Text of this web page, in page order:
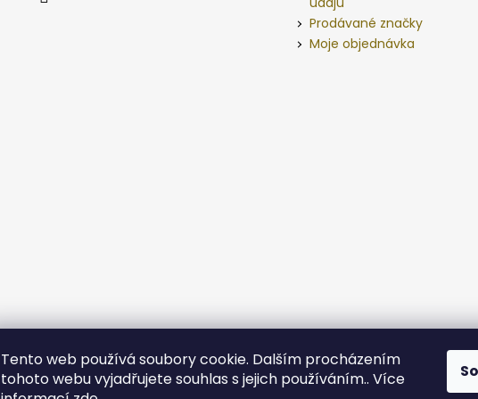
Tento web používá soubory cookie. Dalším procházením
tohoto webu vyjadřujete souhlas s jejich používáním.. Více
Prodávané značky
Moje objednávka